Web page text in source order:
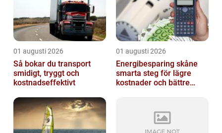
01 augusti 2026
Så bokar du transport
smidigt, tryggt och
kostnadseffektivt
01 augusti 2026
Energibesparing skåne
smarta steg för lägre
kostnader och bättre